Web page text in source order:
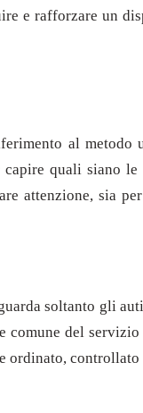
e rafforzare un
al
quali siano
attenzione, sia
soltanto gli
comune del
ordinato,